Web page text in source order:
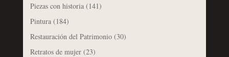
Piezas con historia(141)
Pintura(184)
Restauración del Patrimonio(30)
Retratos de mujer(23)